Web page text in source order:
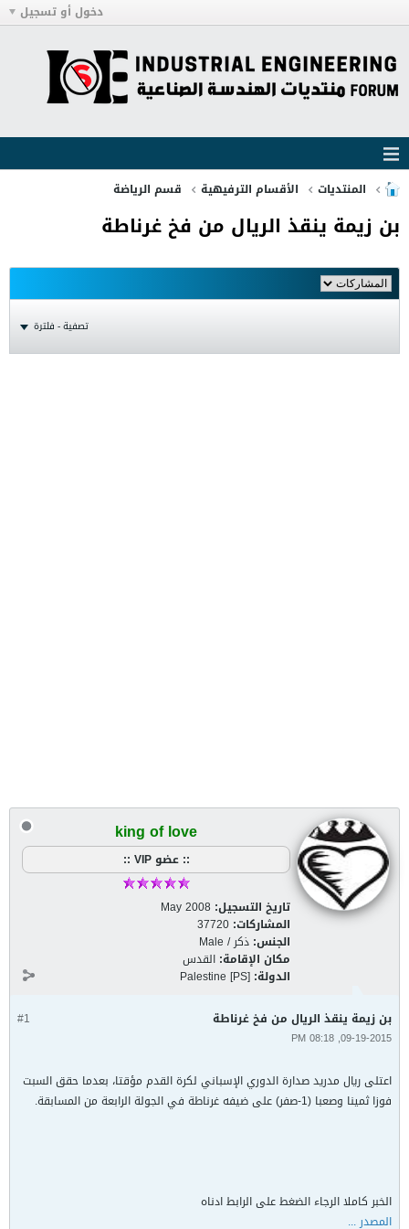
دخول أو تسجيل
المنتديات الأقسام الترفيهية قسم الرياضة
بن زيمة ينقذ الريال من فخ غرناطة
تصفية - فلترة
king of love
:: عضو VIP ::
تاريخ التسجيل: May 2008
المشاركات: 37720
الجنس: ذكر / Male
مكان الإقامة: القدس
الدولة: Palestine [PS]
#1 بن زيمة ينقذ الريال من فخ غرناطة
09-19-2015, 08:18 PM
اعتلى ريال مدريد صدارة الدوري الإسباني لكرة القدم مؤقتا، بعدما حقق السبت
فوزا ثمينا وصعبا (1-صفر) على ضيفه غرناطة في الجولة الرابعة من المسابقة.
الخبر كاملا الرجاء الضغط على الرابط ادناه
المصدر ...